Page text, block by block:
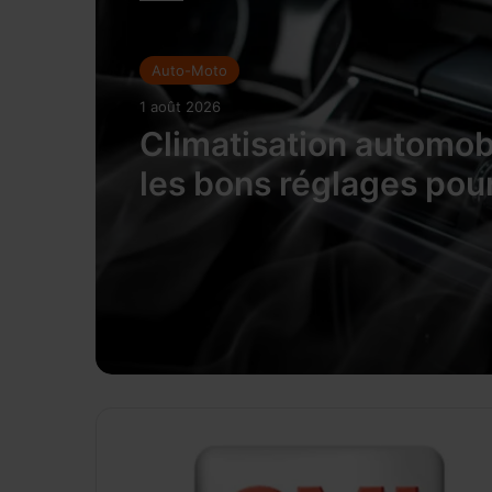
Auto-Moto
1 août 2026
Climatisation
les bons réglages
rafraîchir l’habitacle